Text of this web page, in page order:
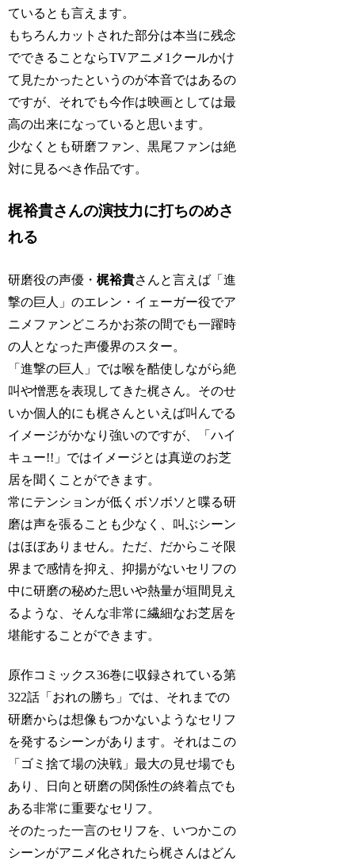
ているとも言えます。
もちろんカットされた部分は本当に残念
でできることならTVアニメ1クールかけ
て見たかったというのが本音ではあるの
ですが、それでも今作は映画としては最
高の出来になっていると思います。
少なくとも研磨ファン、黒尾ファンは絶
対に見るべき作品です。
梶裕貴さんの演技力に打ちのめさ
れる
研磨役の声優・梶裕貴さんと言えば「進
撃の巨人」のエレン・イェーガー役でア
ニメファンどころかお茶の間でも一躍時
の人となった声優界のスター。
「進撃の巨人」では喉を酷使しながら絶
叫や憎悪を表現してきた梶さん。そのせ
いか個人的にも梶さんといえば叫んでる
イメージがかなり強いのですが、「ハイ
キュー!!」ではイメージとは真逆のお芝
居を聞くことができます。
常にテンションが低くボソボソと喋る研
磨は声を張ることも少なく、叫ぶシーン
はほぼありません。ただ、だからこそ限
界まで感情を抑え、抑揚がないセリフの
中に研磨の秘めた思いや熱量が垣間見え
るような、そんな非常に繊細なお芝居を
堪能することができます。
原作コミックス36巻に収録されている第
322話「おれの勝ち」では、それまでの
研磨からは想像もつかないようなセリフ
を発するシーンがあります。それはこの
「ゴミ捨て場の決戦」最大の見せ場でも
あり、日向と研磨の関係性の終着点でも
ある非常に重要なセリフ。
そのたった一言のセリフを、いつかこの
シーンがアニメ化されたら梶さんはどん